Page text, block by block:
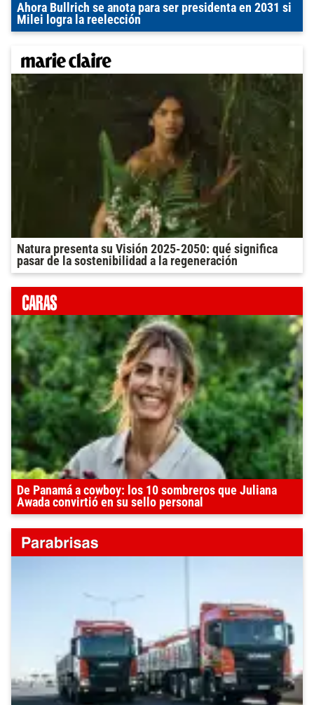
Ahora Bullrich se anota para ser presidenta en 2031 si
Milei logra la reelección
Natura presenta su Visión 2025-2050: qué significa
pasar de la sostenibilidad a la regeneración
De Panamá a cowboy: los 10 sombreros que Juliana
Awada convirtió en su sello personal